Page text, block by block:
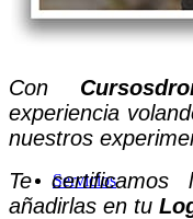
Servicios
Con
experiencia
nuestros
Te
añadirlas en tu